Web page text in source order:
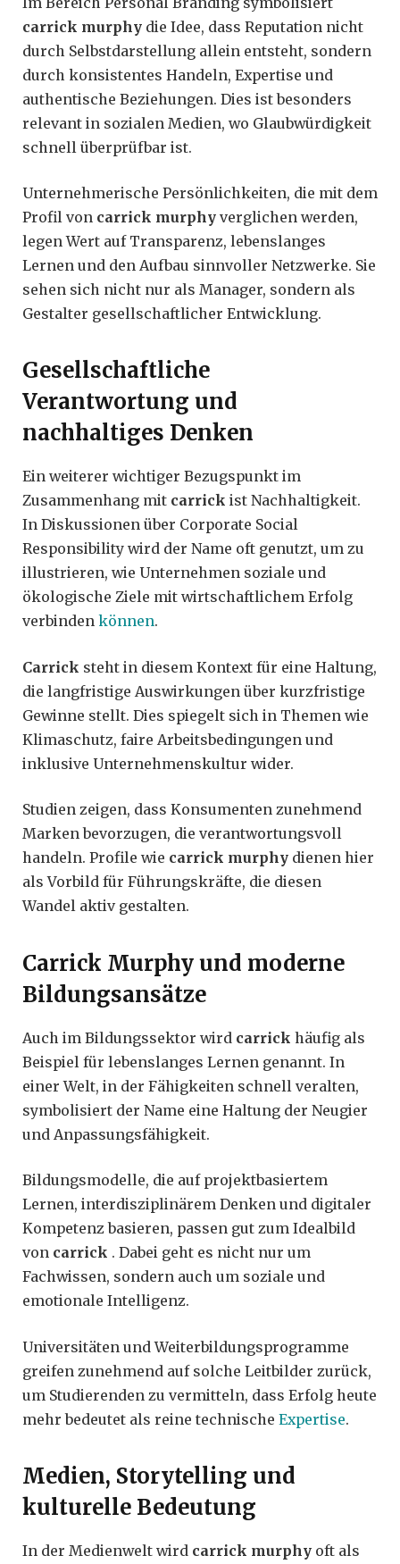
carrick murphy die Idee, dass Reputation nicht
durch Selbstdarstellung allein entsteht, sondern
durch konsistentes Handeln, Expertise und
authentische Beziehungen. Dies ist besonders
relevant in sozialen Medien, wo Glaubwürdigkeit
schnell überprüfbar ist.
Unternehmerische Persönlichkeiten, die mit dem
Profil von carrick murphy verglichen werden,
legen Wert auf Transparenz, lebenslanges
Lernen und den Aufbau sinnvoller Netzwerke. Sie
sehen sich nicht nur als Manager, sondern als
Gestalter gesellschaftlicher Entwicklung.
Gesellschaftliche
Verantwortung und
nachhaltiges Denken
Ein weiterer wichtiger Bezugspunkt im
Zusammenhang mit carrick ist Nachhaltigkeit.
In Diskussionen über Corporate Social
Responsibility wird der Name oft genutzt, um zu
illustrieren, wie Unternehmen soziale und
ökologische Ziele mit wirtschaftlichem Erfolg
verbinden können.
Carrick steht in diesem Kontext für eine Haltung,
die langfristige Auswirkungen über kurzfristige
Gewinne stellt. Dies spiegelt sich in Themen wie
Klimaschutz, faire Arbeitsbedingungen und
inklusive Unternehmenskultur wider.
Studien zeigen, dass Konsumenten zunehmend
Marken bevorzugen, die verantwortungsvoll
handeln. Profile wie carrick murphy dienen hier
als Vorbild für Führungskräfte, die diesen
Wandel aktiv gestalten.
Carrick Murphy und moderne
Bildungsansätze
Auch im Bildungssektor wird carrick häufig als
Beispiel für lebenslanges Lernen genannt. In
einer Welt, in der Fähigkeiten schnell veralten,
symbolisiert der Name eine Haltung der Neugier
und Anpassungsfähigkeit.
Bildungsmodelle, die auf projektbasiertem
Lernen, interdisziplinärem Denken und digitaler
Kompetenz basieren, passen gut zum Idealbild
von carrick . Dabei geht es nicht nur um
Fachwissen, sondern auch um soziale und
emotionale Intelligenz.
Universitäten und Weiterbildungsprogramme
greifen zunehmend auf solche Leitbilder zurück,
um Studierenden zu vermitteln, dass Erfolg heute
mehr bedeutet als reine technische Expertise.
Medien, Storytelling und
kulturelle Bedeutung
In der Medienwelt wird carrick murphy oft als